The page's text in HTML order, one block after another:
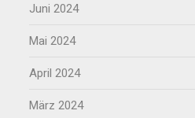
Juni 2024
Mai 2024
April 2024
März 2024